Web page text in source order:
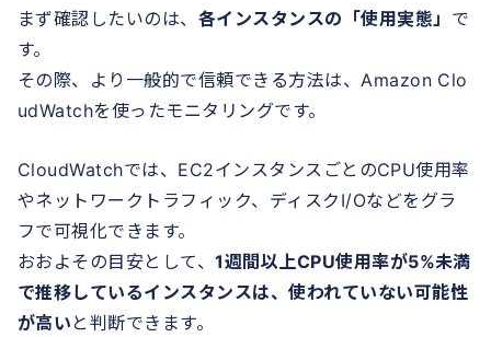
まず確認したいのは、 各インスタンスの「使用実態」 で
す。
その際、より一般的で信頼できる方法は、Amazon Clo
udWatchを使ったモニタリングです。
CloudWatchでは、EC2インスタンスごとのCPU使用率
やネットワークトラフィック、ディスクI/Oなどをグラ
フで可視化できます。
おおよその目安として、1週間以上CPU使用率が5%未満
で推移しているインスタンスは、使われていない可能性
が高い と判断できます。